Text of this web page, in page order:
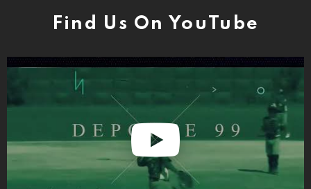
Find Us On YouTube